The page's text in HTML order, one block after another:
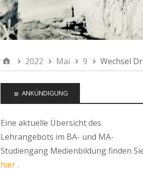
2022 Mai 9 Wechsel
ANKÜNDIGUNG
Eine aktuelle Übersicht des
Lehrangebots im BA- und MA-
Studiengang Medienbildung finden
hier.